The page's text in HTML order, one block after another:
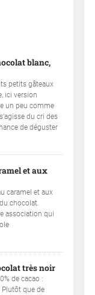
blanc,
petits gâteaux
ici version
un peu comme
du cri des
de déguster
et aux
caramel et aux
chocolat.
association qui
très noir
de cacao :
Plutôt que de